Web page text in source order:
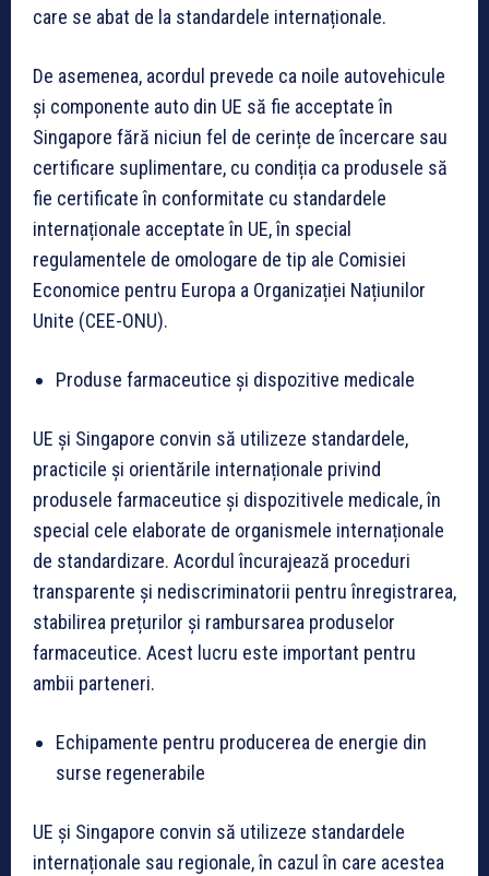
care se abat de la standardele internaționale.
De asemenea, acordul prevede ca noile autovehicule
și componente auto din UE să fie acceptate în
Singapore fără niciun fel de cerințe de încercare sau
certificare suplimentare, cu condiția ca produsele să
fie certificate în conformitate cu standardele
internaționale acceptate în UE, în special
regulamentele de omologare de tip ale Comisiei
Economice pentru Europa a Organizației Națiunilor
Unite (CEE-ONU).
Produse farmaceutice și dispozitive medicale
UE și Singapore convin să utilizeze standardele,
practicile și orientările internaționale privind
produsele farmaceutice și dispozitivele medicale, în
special cele elaborate de organismele internaționale
de standardizare. Acordul încurajează proceduri
transparente și nediscriminatorii pentru înregistrarea,
stabilirea prețurilor și rambursarea produselor
farmaceutice. Acest lucru este important pentru
ambii parteneri.
Echipamente pentru producerea de energie din
surse regenerabile
UE și Singapore convin să utilizeze standardele
internaționale sau regionale, în cazul în care acestea